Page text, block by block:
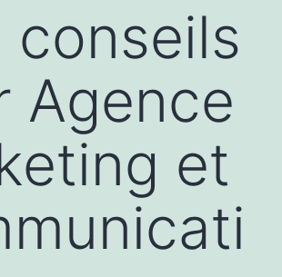
conseils
Agence
et